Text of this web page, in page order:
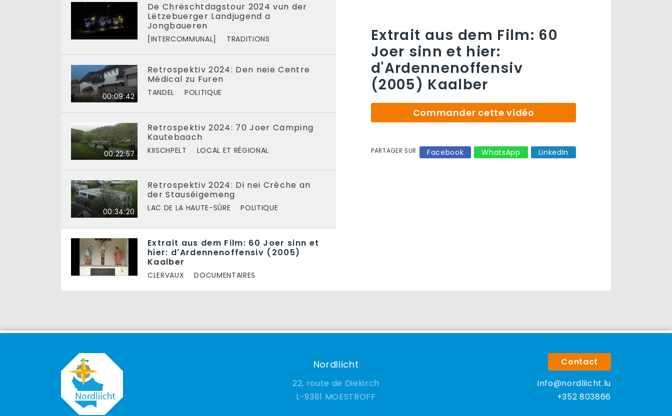
De Chrëschtdagstour 2024 vun der
Lëtzebuerger Landjugend a
Jongbaueren
[INTERCOMMUNAL] TRADITIONS
00:09:42
Retrospektiv 2024: Den neie Centre
Médical zu Furen
TANDEL POLITIQUE
00:22:57
Retrospektiv 2024: 70 Joer Camping
Kautebaach
KIISCHPELT LOCAL ET RÉGIONAL
00:34:20
Retrospektiv 2024: Di nei Crèche an
der Stauséigemeng
LAC DE LA HAUTE-SÛRE POLITIQUE
Extrait aus dem Film: 60 Joer sinn et
hier: d'Ardennenoffensiv (2005)
Kaalber
CLERVAUX DOCUMENTAIRES
Extrait aus dem Film: 60
Joer sinn et hier:
d'Ardennenoffensiv
(2005) Kaalber
Commander cette vidéo
PARTAGER SUR Facebook WhatsApp LinkedIn
Nordliicht
22, route de Diekirch
9381 MOESTROFF
Contact
info@nordliicht.lu
+352 803866